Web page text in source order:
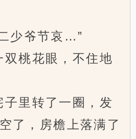
少爷节哀…”
桃花眼，不住地
里转了一圈，发
了，房檐上落满了